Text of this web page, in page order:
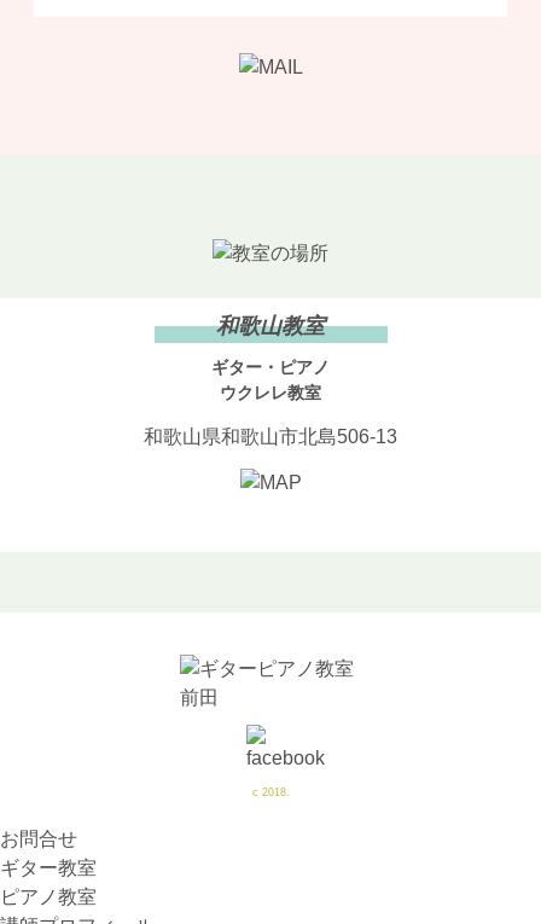
和歌山教室
ギター・ピアノ
ウクレレ教室
和歌山県和歌山市北島506-13
c 2018.
お問合せ
ギター教室
ピアノ教室